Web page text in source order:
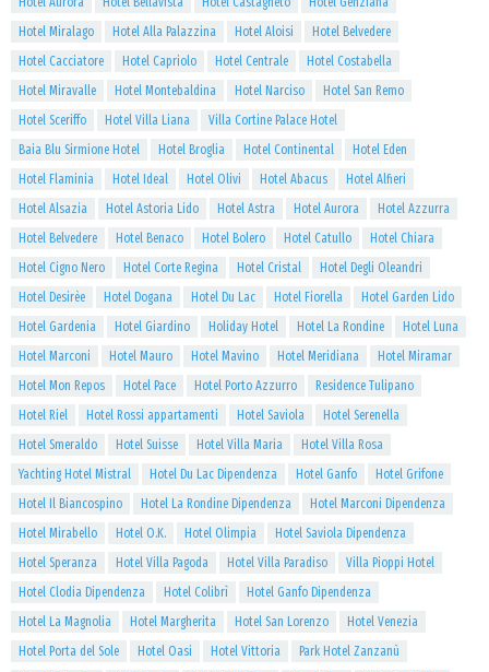
Hotel Miralago
Hotel Alla Palazzina Hotel Aloisi
Hotel Belvedere
Hotel Cacciatore
Hotel Capriolo Hotel Centrale
Hotel Costabella
Hotel Miravalle
Hotel Montebaldina Hotel Narciso
Hotel San Remo
Hotel Sceriffo
Hotel Villa Liana
Villa Cortine Palace Hotel
Baia Blu Sirmione Hotel
Hotel Broglia Hotel Continental
Hotel Eden
Hotel Flaminia
Hotel Ideal Hotel Olivi Hotel Abacus
Hotel Alfieri
Hotel Alsazia
Hotel Astoria Lido Hotel Astra Hotel Aurora
Hotel Azzurra
Hotel Belvedere
Hotel Benaco Hotel Bolero Hotel Catullo
Hotel Chiara
Hotel Cigno Nero
Hotel Corte Regina Hotel Cristal
Hotel Degli Oleandri
Hotel Desirèe
Hotel Dogana Hotel Du Lac Hotel Fiorella
Hotel Garden Lido
Hotel Gardenia
Hotel Giardino Holiday Hotel Hotel La Rondine
Hotel Luna
Hotel Marconi
Hotel Mauro Hotel Mavino Hotel Meridiana
Hotel Miramar
Hotel Mon Repos
Hotel Pace Hotel Porto Azzurro
Residence Tulipano
Hotel Riel
Hotel Rossi appartamenti Hotel Saviola
Hotel Serenella
Hotel Smeraldo
Hotel Suisse Hotel Villa Maria
Hotel Villa Rosa
Yachting Hotel Mistral
Hotel Du Lac Dipendenza Hotel Ganfo
Hotel Grifone
Hotel Il Biancospino
Hotel La Rondine Dipendenza
Hotel Marconi Dipendenza
Hotel Mirabello
Hotel O.K. Hotel Olimpia
Hotel Saviola Dipendenza
Hotel Speranza
Hotel Villa Pagoda Hotel Villa Paradiso
Villa Pioppi Hotel
Hotel Clodia Dipendenza
Hotel Colibrì
Hotel Ganfo Dipendenza
Hotel La Magnolia
Hotel Margherita Hotel San Lorenzo
Hotel Venezia
Hotel Porta del Sole
Hotel Oasi Hotel Vittoria
Park Hotel Zanzanù